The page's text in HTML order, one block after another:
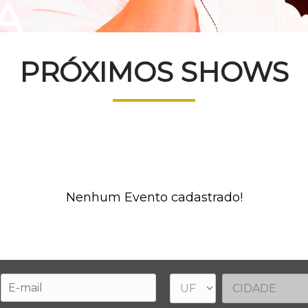
PRÓXIMOS SHOWS
Nenhum Evento cadastrado!